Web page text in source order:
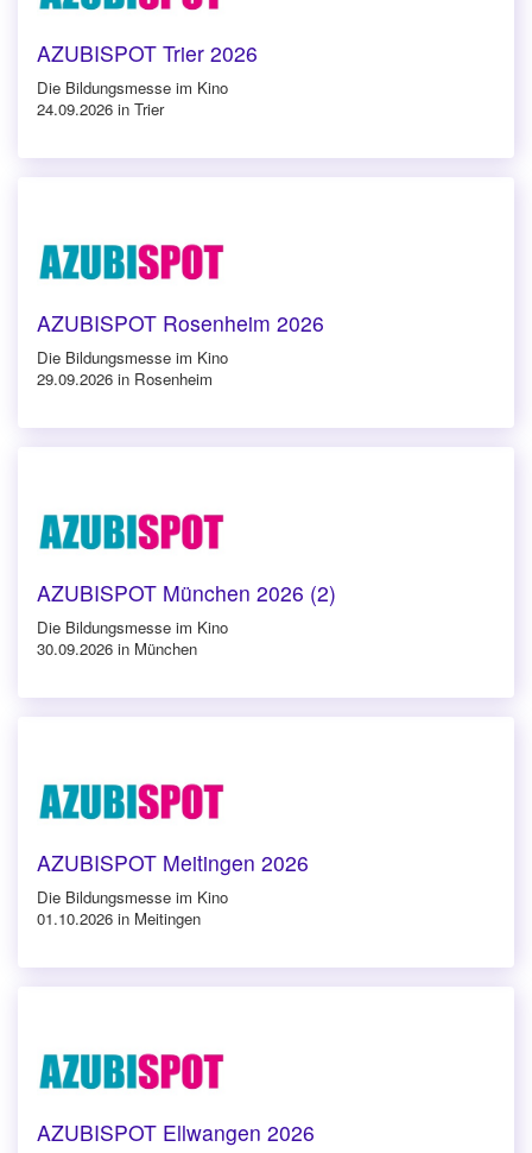
AZUBISPOT Trier 2026
Die Bildungsmesse im Kino
24.09.2026 in Trier
AZUBISPOT Rosenheim 2026
Die Bildungsmesse im Kino
29.09.2026 in Rosenheim
AZUBISPOT München 2026 (2)
Die Bildungsmesse im Kino
30.09.2026 in München
AZUBISPOT Meitingen 2026
Die Bildungsmesse im Kino
01.10.2026 in Meitingen
AZUBISPOT Ellwangen 2026